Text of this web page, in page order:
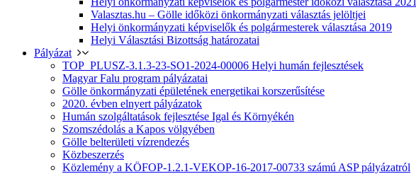
Valasztas.hu – Gölle időközi önkormányzati választás jelöltjei
Helyi önkormányzati képviselők és polgármesterek választása 2019
Helyi Választási Bizottság határozatai
Pályázat
TOP_PLUSZ-3.1.3-23-SO1-2024-00006 Helyi humán fejlesztések
Magyar Falu program pályázatai
Gölle önkormányzati épületének energetikai korszerűsítése
2020. évben elnyert pályázatok
Humán szolgáltatások fejlesztése Igal és Környékén
Szomszédolás a Kapos völgyében
Gölle belterületi vízrendezés
Közbeszerzés
Közlemény a KÖFOP-1.2.1-VEKOP-16-2017-00733 számú ASP pályázatról